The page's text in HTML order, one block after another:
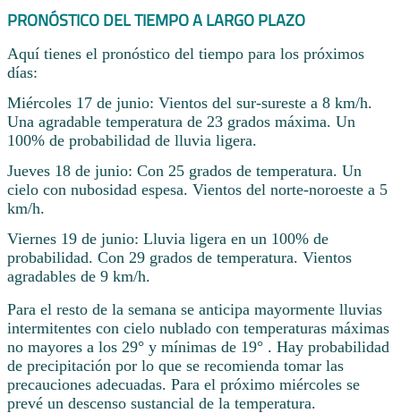
PRONÓSTICO DEL TIEMPO A LARGO PLAZO
Aquí tienes el pronóstico del tiempo para los próximos
días:
Miércoles 17 de junio: Vientos del sur-sureste a 8 km/h.
Una agradable temperatura de 23 grados máxima. Un
100% de probabilidad de lluvia ligera.
Jueves 18 de junio: Con 25 grados de temperatura. Un
cielo con nubosidad espesa. Vientos del norte-noroeste a 5
km/h.
Viernes 19 de junio: Lluvia ligera en un 100% de
probabilidad. Con 29 grados de temperatura. Vientos
agradables de 9 km/h.
Para el resto de la semana se anticipa mayormente lluvias
intermitentes con cielo nublado con temperaturas máximas
no mayores a los 29° y mínimas de 19° . Hay probabilidad
de precipitación por lo que se recomienda tomar las
precauciones adecuadas. Para el próximo miércoles se
prevé un descenso sustancial de la temperatura.